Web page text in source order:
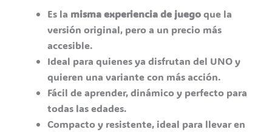
Es la misma experiencia de juegoque la
versión original, pero a un precio más
accesible.
Ideal para quienes ya disfrutan del UNO y
quieren una variante con más acción.
Fácil de aprender, dinámico y perfecto para
todas las edades.
Compacto y resistente, ideal para llevar en